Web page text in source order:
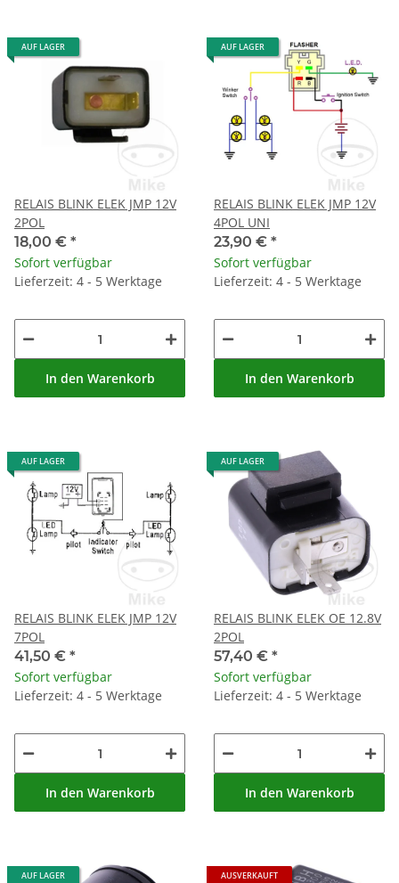
AUF LAGER
RELAIS BLINK ELEK JMP 12V
2POL
18,00 € *
Sofort verfügbar
Lieferzeit: 4 - 5 Werktage
In den Warenkorb
AUF LAGER
RELAIS BLINK ELEK JMP 12V
4POL UNI
23,90 € *
Sofort verfügbar
Lieferzeit: 4 - 5 Werktage
In den Warenkorb
AUF LAGER
RELAIS BLINK ELEK JMP 12V
7POL
41,50 € *
Sofort verfügbar
Lieferzeit: 4 - 5 Werktage
In den Warenkorb
AUF LAGER
RELAIS BLINK ELEK OE 12.8V
2POL
57,40 € *
Sofort verfügbar
Lieferzeit: 4 - 5 Werktage
In den Warenkorb
AUF LAGER AUSVERKAUFT